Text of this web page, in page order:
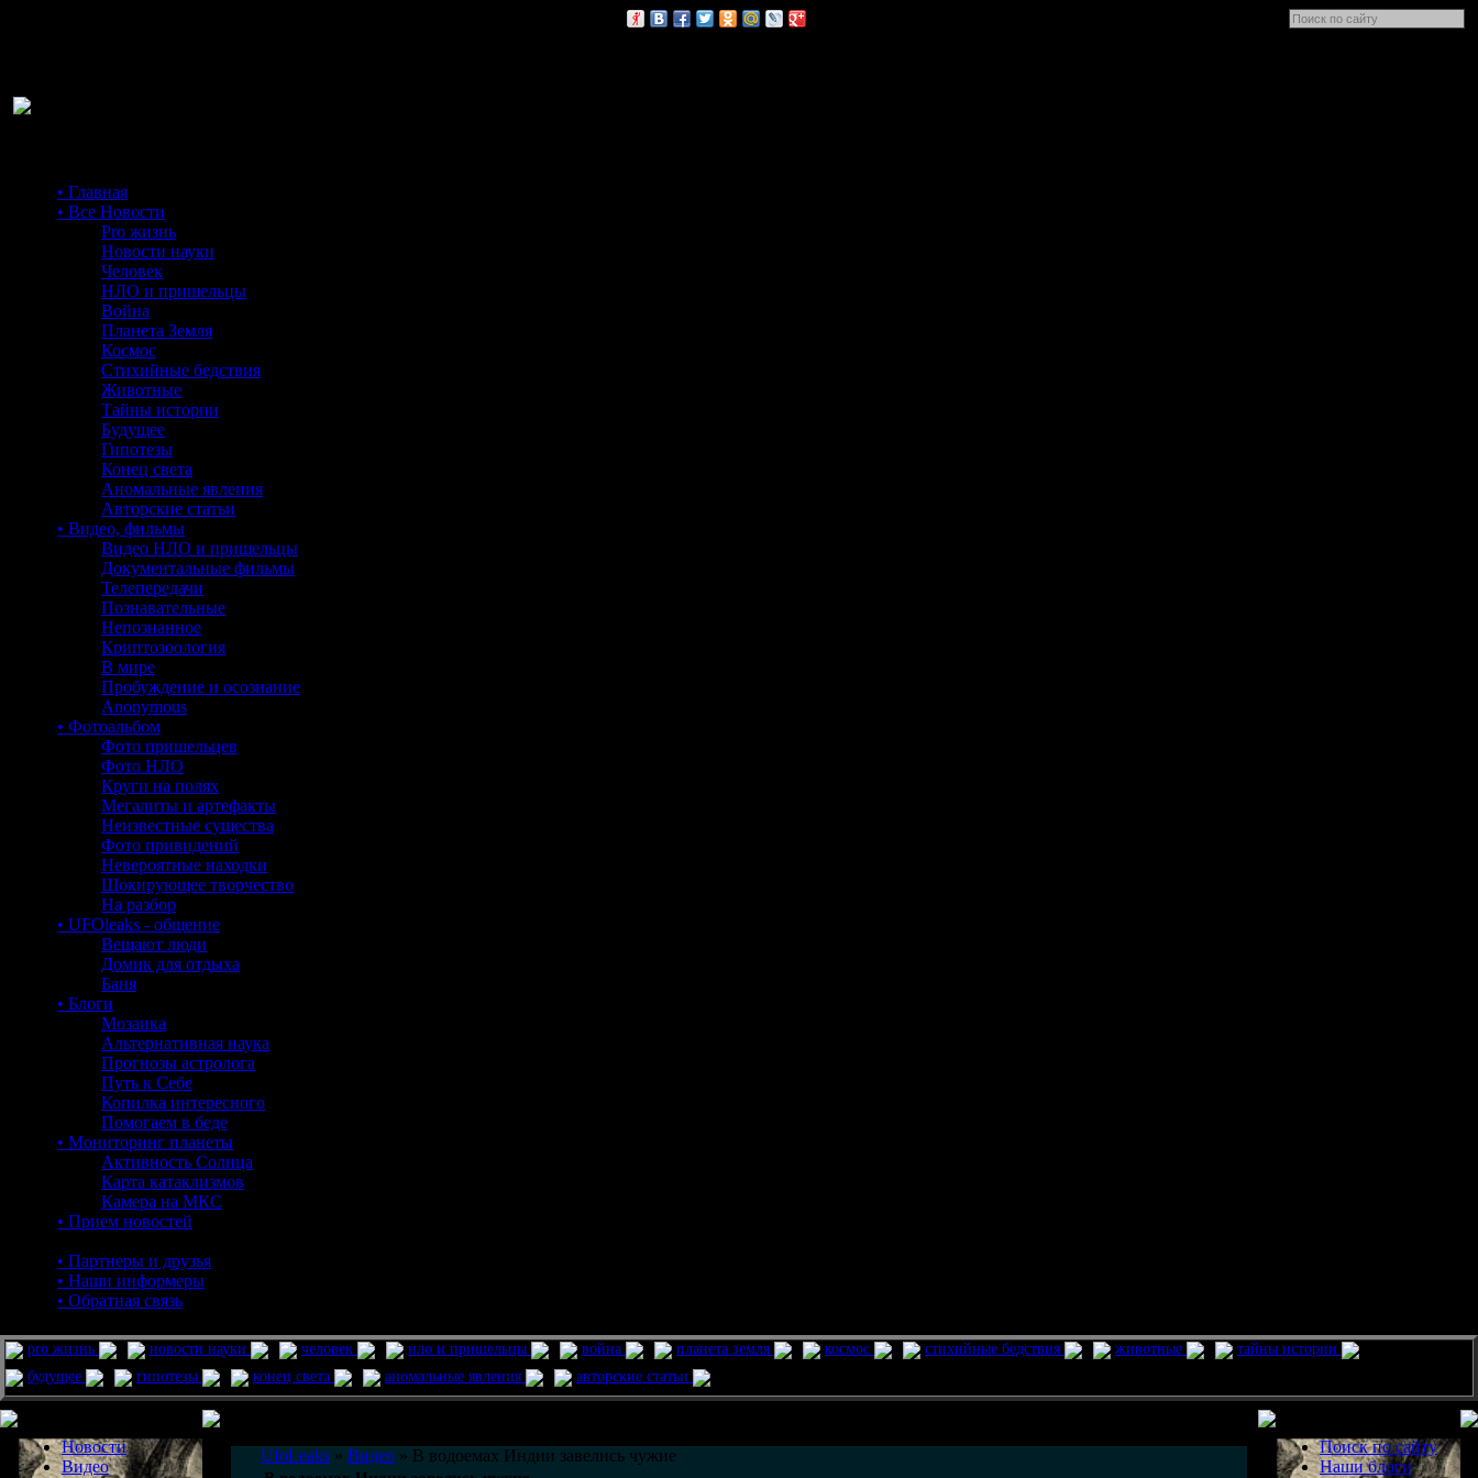
• Главная
• Все Новости
Pro жизнь
Новости науки
Человек
НЛО и пришельцы
Война
Планета Земля
Космос
Стихийные бедствия
Животные
Тайны истории
Будущее
Гипотезы
Конец света
Аномальные явления
Авторские статьи
• Видео, фильмы
Видео НЛО и пришельцы
Документальные фильмы
Телепередачи
Познавательные
Непознанное
Криптозоология
В мире
Пробуждение и осознание
Anonymous
• Фотоальбом
Фото пришельцев
Фото НЛО
Круги на полях
Мегалиты и артефакты
Неизвестные существа
Фото привидений
Невероятные находки
Шокирующее творчество
На разбор
• UFOleaks - общение
Вещают люди
Домик для отдыха
Баня
• Блоги
Мозаика
Альтернативная наука
Прогнозы астролога
Путь к Себе
Копилка интересного
Помогаем в беде
• Мониторинг планеты
Активность Солнца
Карта катаклизмов
Камера на МКС
• Прием новостей
• Партнеры и друзья
• Наши информеры
• Обратная связь
pro жизнь новости науки человек нло и пришельцы война планета земля космос стихийные бедствия животные
тайны истории
будущее
гипотезы конец света аномальные явления авторские статьи
Новости
Видео
UfoLeaks » Видео » В водоемах Индии завелись чужие
Поиск по сайту
Наши блоги